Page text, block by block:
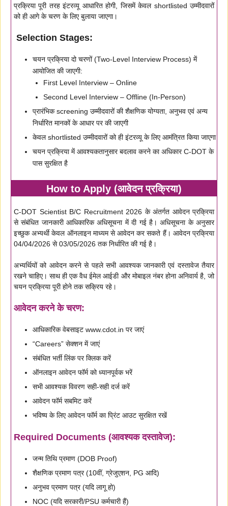
प्रक्रिया पूरी तरह इंटरव्यू आधारित होगी, जिसमें केवल shortlisted उम्मीदवारों
को ही आगे के चरण के लिए बुलाया जाएगा।
Selection Stages:
चयन प्रक्रिया दो चरणों (Two-Level Interview Process) में
आयोजित की जाएगी:
First Level Interview – Online
Second Level Interview – Offline (In-Person)
प्रारंभिक screening उम्मीदवारों की शैक्षणिक योग्यता, अनुभव एवं अन्य
निर्धारित मानकों के आधार पर की जाएगी
केवल shortlisted उम्मीदवारों को ही इंटरव्यू के लिए आमंत्रित किया जाएगा
चयन प्रक्रिया में आवश्यकतानुसार बदलाव करने का अधिकार C-DOT के
पास सुरक्षित है
How to Apply (आवेदन प्रक्रिया)
C-DOT Scientist B/C Recruitment 2026 के अंतर्गत आवेदन प्रक्रिया
से संबंधित जानकारी आधिकारिक अधिसूचना में दी गई है। अधिसूचना के अनुसार
इच्छुक अभ्यर्थी केवल ऑनलाइन माध्यम से आवेदन कर सकते हैं। आवेदन प्रक्रिया
04/04/2026 से 03/05/2026 तक निर्धारित की गई है।
अभ्यर्थियों को आवेदन करने से पहले सभी आवश्यक जानकारी एवं दस्तावेज तैयार
रखने चाहिए। साथ ही एक वैध ईमेल आईडी और मोबाइल नंबर होना अनिवार्य है, जो
चयन प्रक्रिया पूरी होने तक सक्रिय रहे।
आवेदन करने के चरण:
आधिकारिक वेबसाइट www.cdot.in पर जाएं
“Careers” सेक्शन में जाएं
संबंधित भर्ती लिंक पर क्लिक करें
ऑनलाइन आवेदन फॉर्म को ध्यानपूर्वक भरें
सभी आवश्यक विवरण सही-सही दर्ज करें
आवेदन फॉर्म सबमिट करें
भविष्य के लिए आवेदन फॉर्म का प्रिंट आउट सुरक्षित रखें
Required Documents (आवश्यक दस्तावेज):
जन्म तिथि प्रमाण (DOB Proof)
शैक्षणिक प्रमाण पत्र (10वीं, ग्रेजुएशन, PG आदि)
अनुभव प्रमाण पत्र (यदि लागू हो)
NOC (यदि सरकारी/PSU कर्मचारी हैं)